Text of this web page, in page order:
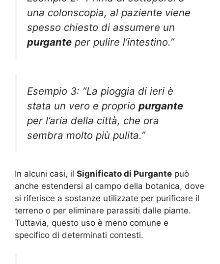
una colonscopia, al paziente viene
spesso chiesto di assumere un
purgante per pulire l’intestino.”
Esempio 3: “La pioggia di ieri è
stata un vero e proprio purgante
per l’aria della città, che ora
sembra molto più pulita.”
In alcuni casi, il Significato di Purgante può
anche estendersi al campo della botanica, dove
si riferisce a sostanze utilizzate per purificare il
terreno o per eliminare parassiti dalle piante.
Tuttavia, questo uso è meno comune e
specifico di determinati contesti.